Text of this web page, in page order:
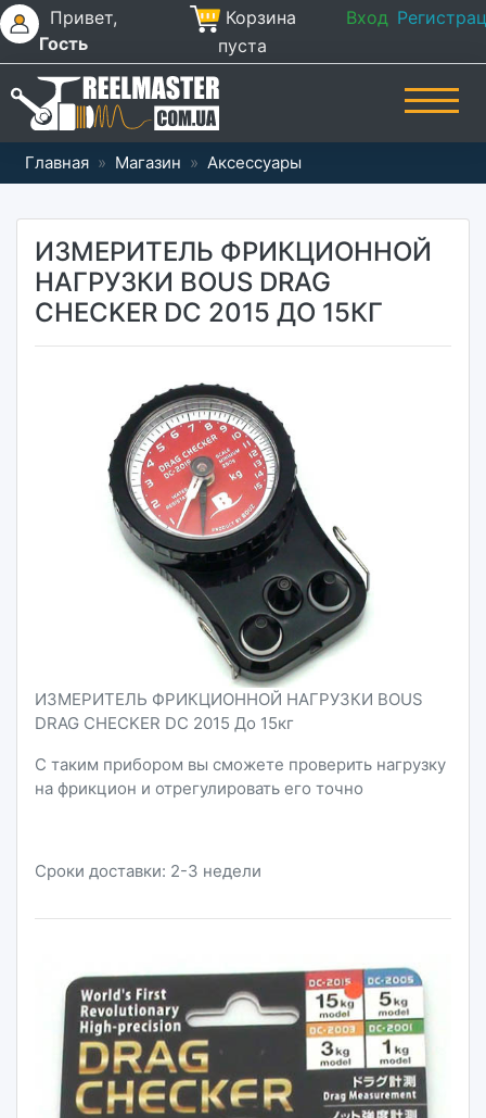
Привет,
Гость
Корзина
пуста
Вход
Главная » Магазин » Аксессуары
ИЗМЕРИТЕЛЬ ФРИКЦИОННОЙ
НАГРУЗКИ BOUS DRAG
CHECKER DC 2015 ДО 15КГ
ИЗМЕРИТЕЛЬ ФРИКЦИОННОЙ НАГРУЗКИ BOUS
DRAG CHECKER DC 2015 До 15кг
С таким прибором вы сможете проверить нагрузку
на фрикцион и отрегулировать его точно
Сроки доставки: 2-3 недели